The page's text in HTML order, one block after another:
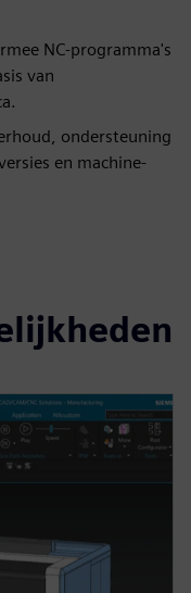
NC-programma's
van
ondersteuning
en machine-